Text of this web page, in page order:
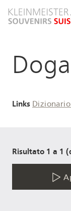
Links
Risultato 1 a 1